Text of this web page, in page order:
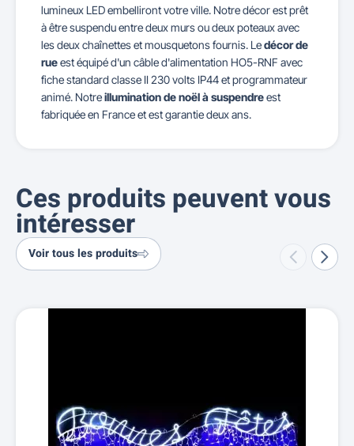
lumineux LED embelliront votre ville. Notre décor est prêt
à être suspendu entre deux murs ou deux poteaux avec
les deux chaînettes et mousquetons fournis. Ledécor de
rueest équipé d'un câble d'alimentation HO5-RNF avec
fiche standard classe II 230 volts IP44 et programmateur
animé. Notreillumination de noël à suspendreest
fabriquée en France et est garantie deux ans.
Ces produits peuvent vous
intéresser
Voir tous les produits